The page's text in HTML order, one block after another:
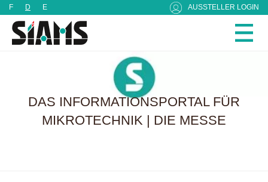
F D E AUSSTELLER LOGIN
DAS INFORMATIONSPORTAL FÜR
MIKROTECHNIK | DIE MESSE
Cookie-Einstellungen